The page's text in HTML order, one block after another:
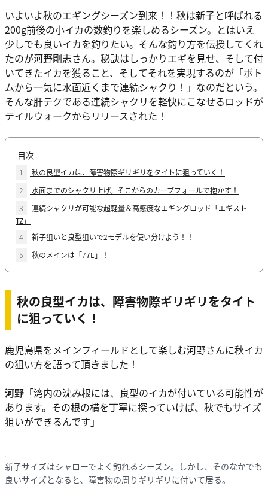
いよいよ秋のエギングシーズン到来！！秋は新子と呼ばれる
200g前後の小イカの数釣りを楽しめるシーズン。とはいえ
少しでも良いイカを釣りたい。そんな釣り方を伝授してくれ
たのが河野剛志さん。秘訣はしっかりエギを見せ、そして付
いてきたイカを獲ること、そしてそれを実現するのが「ボト
ムから一気に水面近くまで連続シャクり！」なのだという。
そんな肝テクである連続シャクリを軽快にこなせるロッドが
テイルウォークからリリースされた！
目次
1
秋の良型イカは、障害物際ギリギリをタイトに狙っていく！
2
水面までのシャクリ上げ。そこからのカーブフォールで抱かす！
3
連続シャクリが可能な超軽量＆高感度なエギングロッド「エギスト
TZ」
4
新子狙いと良型狙いで2モデルを使い分けよう！！
5
秋のメインは「77L」！
秋の良型イカは、障害物際ギリギリをタイト
に狙っていく！
鹿児島県をメインフィールドとして楽しむ河野さんに秋イカ
の狙い方を語って頂きました！
河野 「湾内の沈み根には、良型のイカが付いている可能性が
あります。その根の横を丁寧に探っていけば、秋でもサイズ
狙いができるんです」
新子サイズはシャローでよく釣れるシーズン。しかし、そのなかでも
良いサイズとなると、障害物の周りギリギリに付いて居る。